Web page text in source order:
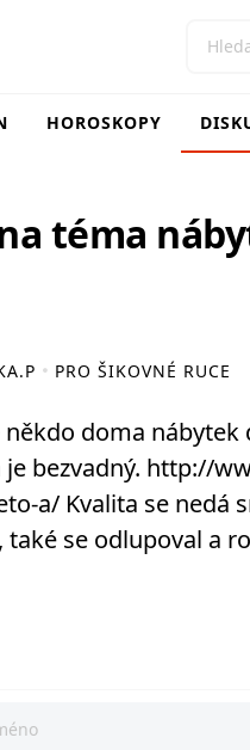
HOROSKOPY
téma
PRO ŠIKOVNÉ RUCE
doma nábytek
je bezvadný. http://
a/ Kvalita se nedá
se odlupoval a